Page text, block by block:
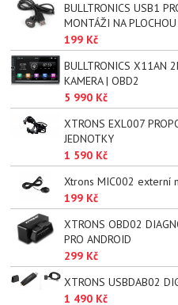
BULLTRONICS USB1
MONTÁŽI NA
199 Kč
BULLTRONICS X11AN
KAMERA | OBD2
5 990 Kč
XTRONS EXL007
JEDNOTKY
1 590 Kč
Xtrons MIC002 externí
199 Kč
XTRONS OBD02
PRO ANDROID
299 Kč
XTRONS USBDAB02
1 490 Kč